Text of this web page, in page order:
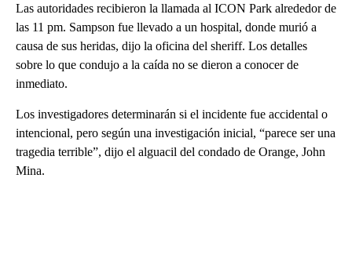
Las autoridades recibieron la llamada al ICON Park alrededor de
las 11 pm. Sampson fue llevado a un hospital, donde murió a
causa de sus heridas, dijo la oficina del sheriff. Los detalles
sobre lo que condujo a la caída no se dieron a conocer de
inmediato.
Los investigadores determinarán si el incidente fue accidental o
intencional, pero según una investigación inicial, “parece ser una
tragedia terrible”, dijo el alguacil del condado de Orange, John
Mina.